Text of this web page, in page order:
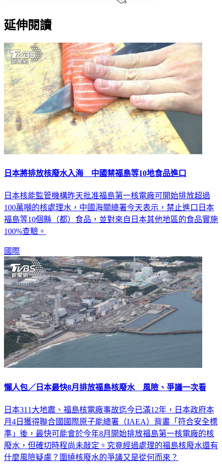
延伸閱讀
日本將排放核廢水入海 中國禁福島等10地食品進口
日本核能監管機構昨天批准福島第一核電廠可開始排放超過
100萬噸的核處理水，中國海關總署今天表示，禁止進口日本
福島等10個縣（都）食品，並對來自日本其他地區的食品實施
100%查驗。
國際
懶人包／日本最快8月排放福島核廢水 風險、爭議一次看
日本311大地震、福島核電廠事故迄今已滿12年，日本政府本
月4日獲得聯合國國際原子能總署（IAEA）背書「符合安全標
準」後，最快可能會於今年8月開始排放福島第一核電廠的核
廢水，但確切時程尚未敲定。究竟經過處理的福島核廢水還有
什麼風險疑慮？圍繞核廢水的爭議又是從何而來？